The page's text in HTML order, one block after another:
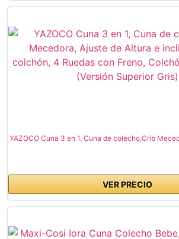
YAZOCO Cuna 3 en 1, Cuna de colecho,Crib
VER PRECIO